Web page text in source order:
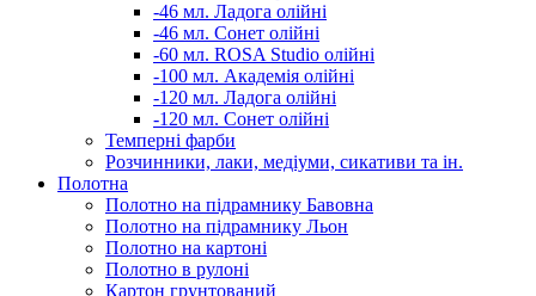
-46 мл. Ладога олійні
-46 мл. Сонет олійні
-60 мл. ROSA Studio олійні
-100 мл. Академія олійні
-120 мл. Ладога олійні
-120 мл. Сонет олійні
Темперні фарби
Розчинники, лаки, медіуми, сикативи та ін.
Полотна
Полотно на підрамнику Бавовна
Полотно на підрамнику Льон
Полотно на картоні
Полотно в рулоні
Картон грунтований